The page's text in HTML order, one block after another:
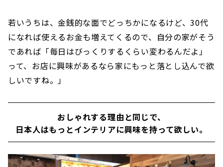
若いうちは、金銭的な面でどっちかになるけど、30代
になれば使えるお金も増えてくるので、自分の家がそう
であれば「毎日はびっくりするくらい変わるんだよ」
って、お店に興味があるなら家にもっと落とし込んで欲
しいですね。」
おしゃれする理由と同じで、
日本人はもっとインテリアに興味を持って欲しい。